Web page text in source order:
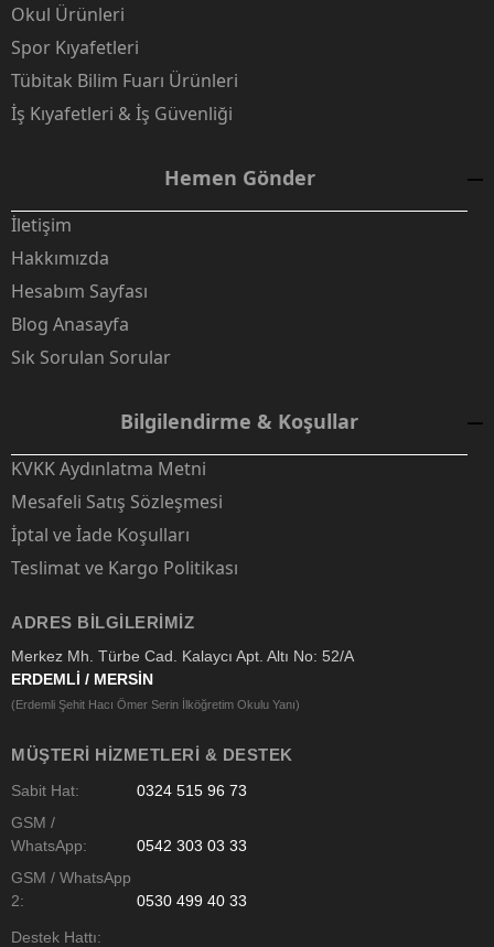
Okul Ürünleri
Spor Kıyafetleri
Tübitak Bilim Fuarı Ürünleri
İş Kıyafetleri & İş Güvenliği
Hemen Gönder
İletişim
Hakkımızda
Hesabım Sayfası
Blog Anasayfa
Sık Sorulan Sorular
Bilgilendirme & Koşullar
KVKK Aydınlatma Metni
Mesafeli Satış Sözleşmesi
İptal ve İade Koşulları
Teslimat ve Kargo Politikası
ADRES BILGILERIMIZ
Merkez Mh. Türbe Cad. Kalaycı Apt. Altı No: 52/A
ERDEMLİ / MERSİN
(Erdemli Şehit Hacı Ömer Serin İlköğretim Okulu Yanı)
MÜŞTERI HIZMETLERI & DESTEK
Sabit Hat:
0324 515 96 73
GSM /
WhatsApp:
0542 303 03 33
GSM / WhatsApp
2:
0530 499 40 33
Destek Hattı: